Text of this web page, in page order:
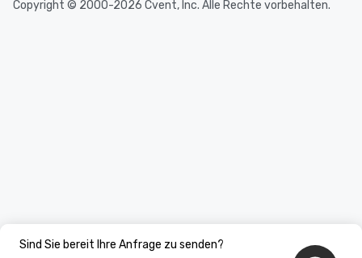
Sind Sie bereit Ihre Anfrage zu senden?
Copyright © 2000-2026 Cvent, Inc. Alle Rechte vorbehalten.